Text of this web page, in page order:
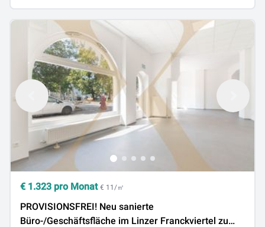
€ 1.323 pro Monat € 11/㎡
PROVISIONSFREI! Neu sanierte
Büro-/Geschäftsfläche im Linzer Franckviertel zu